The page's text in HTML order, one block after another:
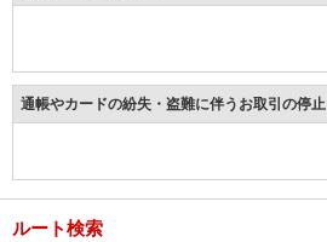
通帳やカードの紛失・盗難に伴うお取引の停止
ルート検索